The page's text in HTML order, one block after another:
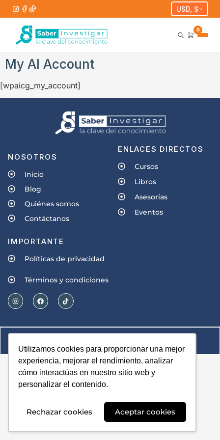
Utilizamos cookies para proporcionar una mejor
experiencia, mejorar el rendimiento, analizar
cómo interactúas en nuestro sitio web y
personalizar el contenido.
Rechazar cookies Aceptar cookies
USD, $
0
My AI Account
[wpaicg_my_account]
NOSOTROS
Inicio
Blog
Quiénes somos
Contáctanos
ENLACES DIRECTOS
Cursos
Libros
Asesorías
Eventos
IMPORTANTE
Políticas de privacidad
Términos y condiciones
© Derechos reservados 2023 - 2024
Diseñado por Concepto Creativo